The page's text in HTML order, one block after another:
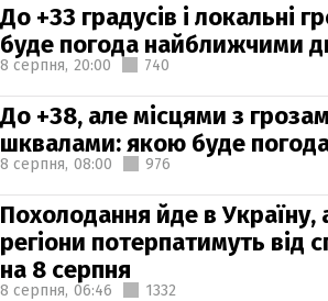
До +33 градусів і локальні
буде погода найближчими
8 серпня, 20:00 740
До +38, але місцями з
шквалами: якою буде
8 серпня, 08:00 976
Похолодання йде в Україну,
регіони потерпатимуть від
на 8 серпня
8 серпня, 06:46 1332